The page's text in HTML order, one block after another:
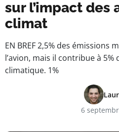
sur l’impact des
climat
EN BREF 2,5% des émissions
l’avion, mais il contribue à
climatique. 1%
6